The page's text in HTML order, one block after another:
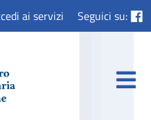
ai servizi Seguici su: